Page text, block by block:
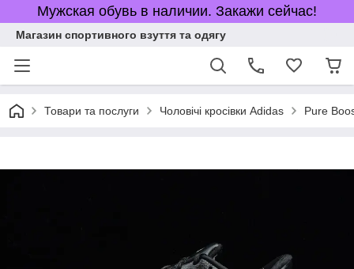
Мужская обувь в наличии. Закажи сейчас!
Магазин спортивного взуття та одягу
Товари та послуги Чоловічі кросівки Adidas Pure